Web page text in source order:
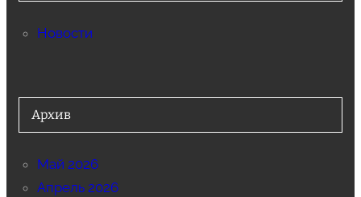
Новости
Архив
Май 2026
Апрель 2026